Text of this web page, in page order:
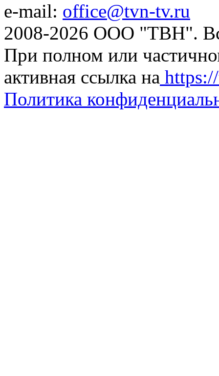
e-mail: office@tvn-tv.ru
2008-2026 ООО "ТВН".
При полном или
активная ссылка на
Политика